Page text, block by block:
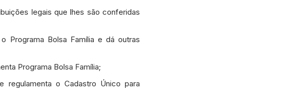
legais que lhes são conferidas
Programa Bolsa Família e dá outras
Programa Bolsa Família;
regulamenta o Cadastro Único para